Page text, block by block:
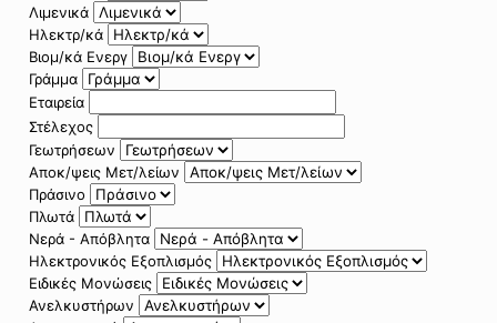
Λιμενικά
Ηλεκτρ/κά
Βιομ/κά Ενεργ
Γράμμα
Εταιρεία
Στέλεχος
Γεωτρήσεων
Αποκ/ψεις Μετ/λείων
Πράσινο
Πλωτά
Νερά - Απόβλητα
Ηλεκτρονικός Εξοπλισμός
Ειδικές Μονώσεις
Ανελκυστήρων